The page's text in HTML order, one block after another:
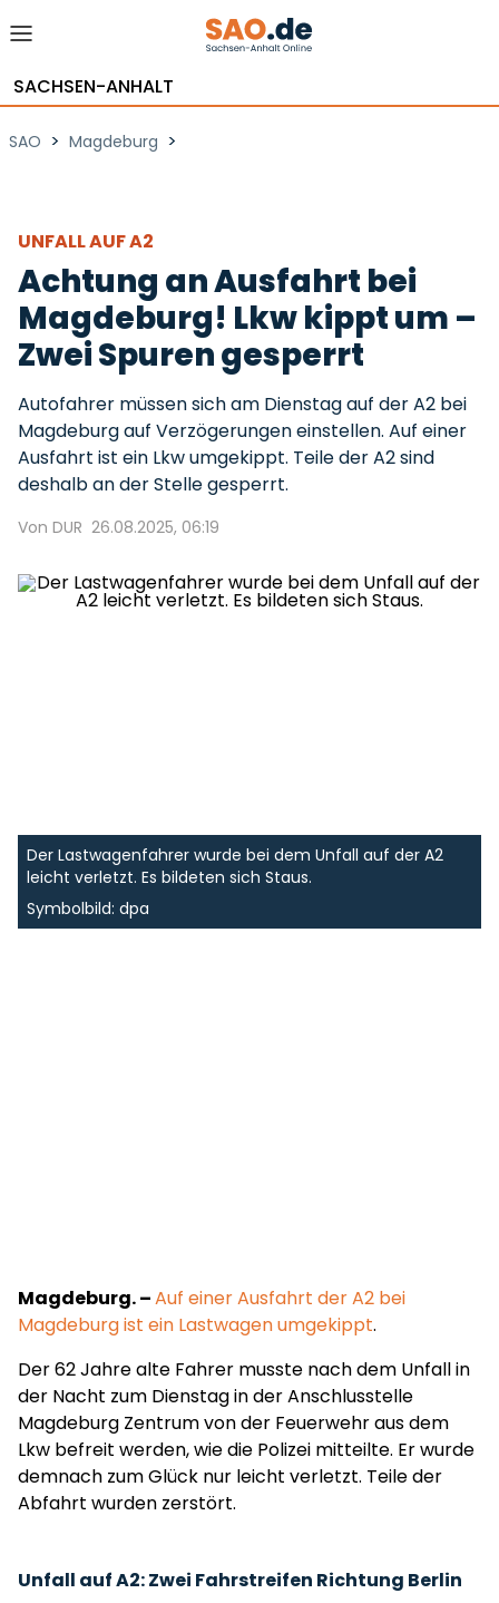
SACHSEN-ANHALT
SAO > Magdeburg >
UNFALL AUF A2
Achtung an Ausfahrt bei
Magdeburg! Lkw kippt um –
Zwei Spuren gesperrt
Autofahrer müssen sich am Dienstag auf der A2 bei
Magdeburg auf Verzögerungen einstellen. Auf einer
Ausfahrt ist ein Lkw umgekippt. Teile der A2 sind
deshalb an der Stelle gesperrt.
Von DUR 26.08.2025, 06:19
Der Lastwagenfahrer wurde bei dem Unfall auf der A2
leicht verletzt. Es bildeten sich Staus.
Symbolbild: dpa
Magdeburg. –Auf einer Ausfahrt der A2 bei
Magdeburg ist ein Lastwagen umgekippt.
Der 62 Jahre alte Fahrer musste nach dem Unfall in
der Nacht zum Dienstag in der Anschlusstelle
Magdeburg Zentrum von der Feuerwehr aus dem
Lkw befreit werden, wie die Polizei mitteilte. Er wurde
demnach zum Glück nur leicht verletzt. Teile der
Abfahrt wurden zerstört.
Unfall auf A2: Zwei Fahrstreifen Richtung Berlin